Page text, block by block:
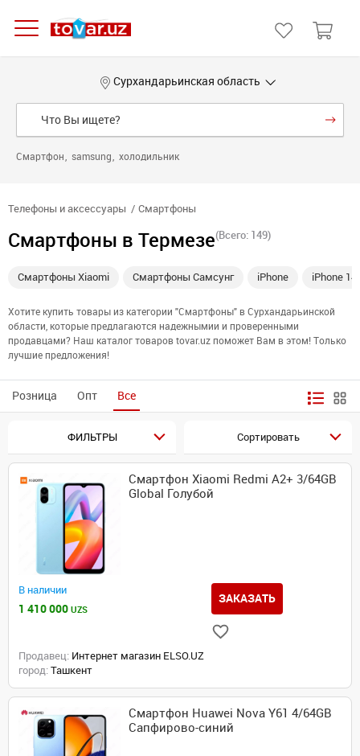
Сурхандарьинская область
Смартфон samsung холодильник
Телефоны и аксессуары Смартфоны
Смартфоны в Термезе(Всего: 149)
Смартфоны Xiaomi Смартфоны Самсунг iPhone iPhone 14
Хотите купить товары из категории "Смартфоны" в Сурхандарьинской
области, которые предлагаются надежнымии и проверенными
продавцами? Наш каталог товаров tovar.uz поможет Вам в этом! Только
лучшие предложения!
Розница Опт Все
ФИЛЬТРЫ Сортировать
Смартфон Xiaomi Redmi A2+ 3/64GB
Global Голубой
В наличии
1 410 000 UZS
ЗАКАЗАТЬ
Продавец: Интернет магазин ELSO.UZ
город: Ташкент
Смартфон Huawei Nova Y61 4/64GB
Сапфирово-синий